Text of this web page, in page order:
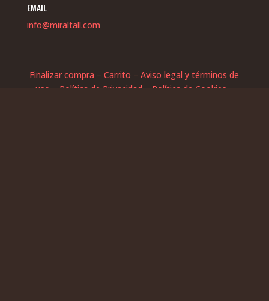
EMAIL
info@miraltall.com
Finalizar compra –Carrito –Aviso legal y términos de
uso
Política de Privacidad Política de Cookies